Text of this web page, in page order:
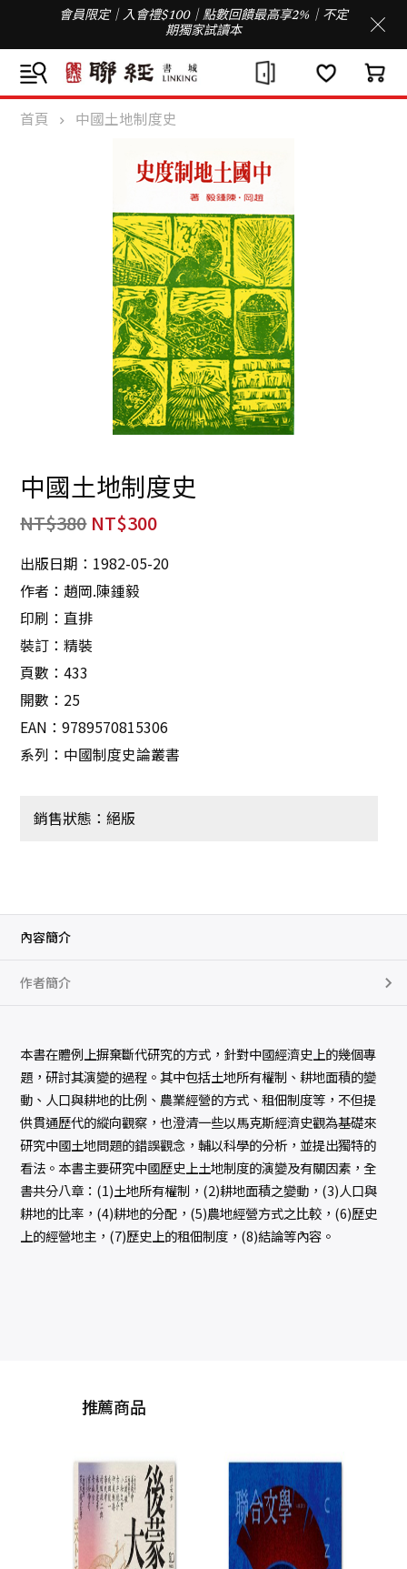
會員限定｜入會禮$100｜點數回饋最高享2%｜不定
期獨家試讀本
首頁 中國土地制度史
中國土地制度史
NT$380 NT$300
出版日期：1982-05-20
作者：趙岡.陳鍾毅
印刷：直排
裝訂：精裝
頁數：433
開數：25
EAN：9789570815306
系列：中國制度史論叢書
銷售狀態：絕版
內容簡介
作者簡介
本書在體例上摒棄斷代研究的方式，針對中國經濟史上的幾個專
題，研討其演變的過程。其中包括土地所有權制、耕地面積的變
動、人口與耕地的比例、農業經營的方式、租佃制度等，不但提
供貫通歷代的縱向觀察，也澄清一些以馬克斯經濟史觀為基礎來
研究中國土地問題的錯誤觀念，輔以科學的分析，並提出獨特的
看法。本書主要研究中國歷史上土地制度的演變及有關因素，全
書共分八章：(1)土地所有權制，(2)耕地面積之變動，(3)人口與
耕地的比率，(4)耕地的分配，(5)農地經營方式之比較，(6)歷史
上的經營地主，(7)歷史上的租佃制度，(8)結論等內容。
推薦商品